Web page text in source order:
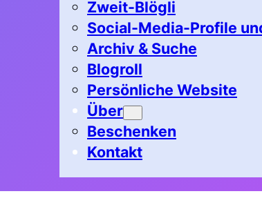
Zweit-Blögli
Social-Media-Profile
Archiv & Suche
Blogroll
Persönliche Website
Über
Beschenken
Kontakt